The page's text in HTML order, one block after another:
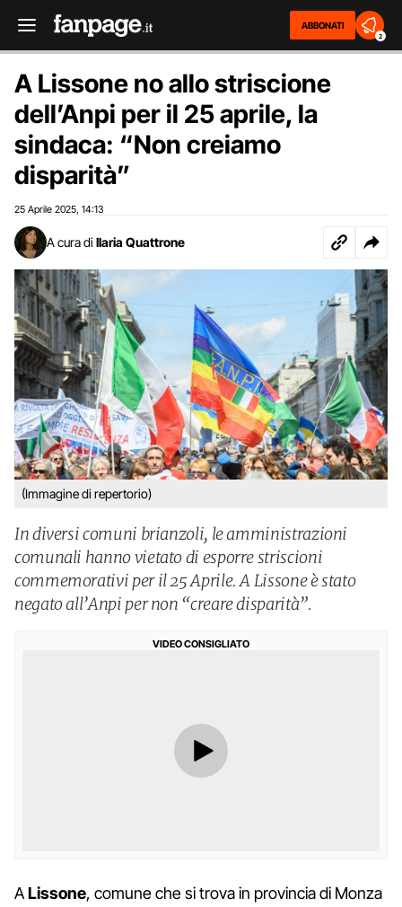
ABBONATI
2
A Lissone no allo striscione
dell’Anpi per il 25 aprile, la
sindaca: “Non creiamo
disparità”
25 Aprile 2025 14:13
A cura di Ilaria Quattrone
(Immagine di repertorio)
In diversi comuni brianzoli, le amministrazioni
comunali hanno vietato di esporre striscioni
commemorativi per il 25 Aprile. A Lissone è stato
negato all’Anpi per non “creare disparità”.
VIDEO CONSIGLIATO
ALissone, comune che si trova in provincia di Monza